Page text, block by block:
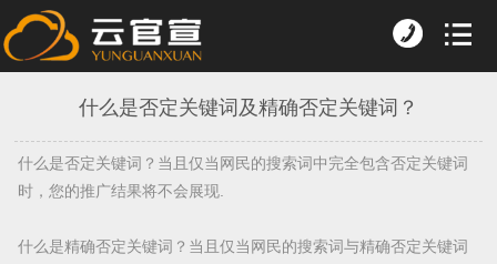
什么是否定关键词及精确否定关键词？
什么是否定关键词？当且仅当网民的搜索词中完全包含否定关键词
时，您的推广结果将不会展现.
什么是精确否定关键词？当且仅当网民的搜索词与精确否定关键词